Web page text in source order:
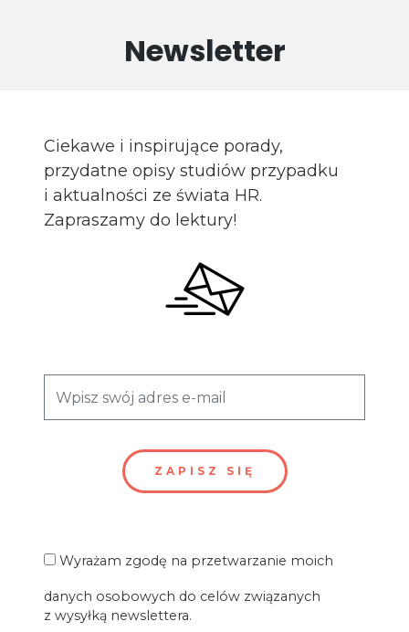
Newsletter
Ciekawe i inspirujące porady,
przydatne opisy studiów przypadku
i aktualności ze świata HR.
Zapraszamy do lektury!
Wyrażam zgodę na przetwarzanie moich
danych osobowych do celów związanych
z wysyłką newslettera.